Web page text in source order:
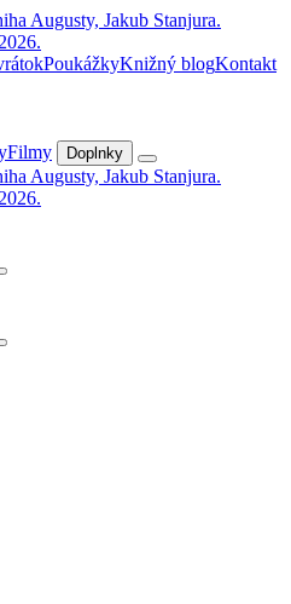
PoukážkyKnižný blogKontakt
Filmy Doplnky